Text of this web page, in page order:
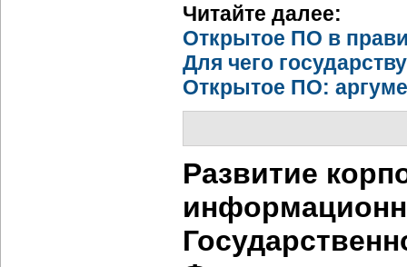
Читайте далее:
Открытое ПО в
Для чего
Открытое ПО:
Развитие